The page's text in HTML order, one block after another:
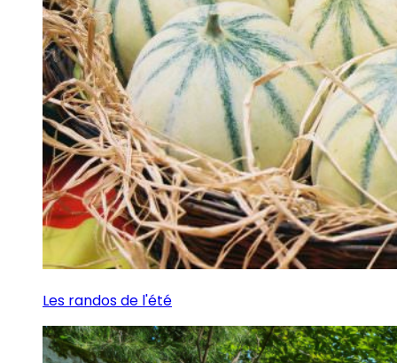
Les randos de l'été